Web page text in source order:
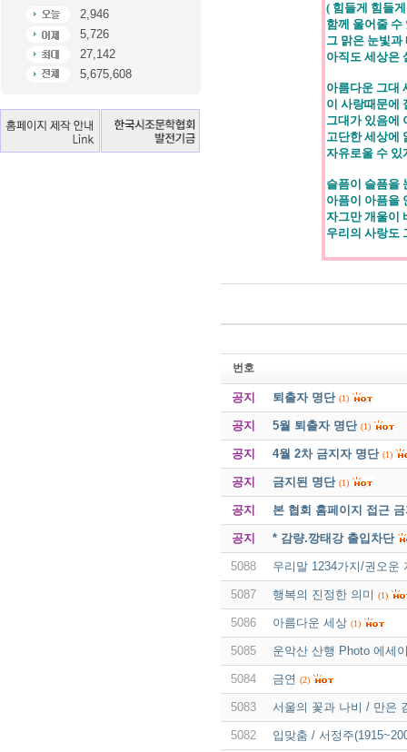
2,946
5,726
27,142
5,675,608
( 힘들게 힘들
함께 울어줄 수
그 맑은 눈빛과
아직도 세상은
아름다운 그대
이 사랑때문에
그대가 있음에
고단한 세상에
자유로울 수 있
슬픔이 슬픔을
아픔이 아픔을
자그만 개울이
우리의 사랑도
번호
공지 퇴출자 명단 (1)
공지 5월 퇴출자 명단 (1)
공지 4월 2차 금지자 명단 (1)
공지 금지된 명단 (1)
공지 본 협회 홈페이지 접근
공지 * 감량.깡태강 출입차단
5088 우리말 1234가지/권오운
5087 행복의 진정한 의미 (1)
5086 아름다운 세상 (1)
5085 운악산 산행 Photo 에세
5084 금연 (2)
5083 서울의 꽃과 나비 / 만은
5082 입맞춤 / 서정주